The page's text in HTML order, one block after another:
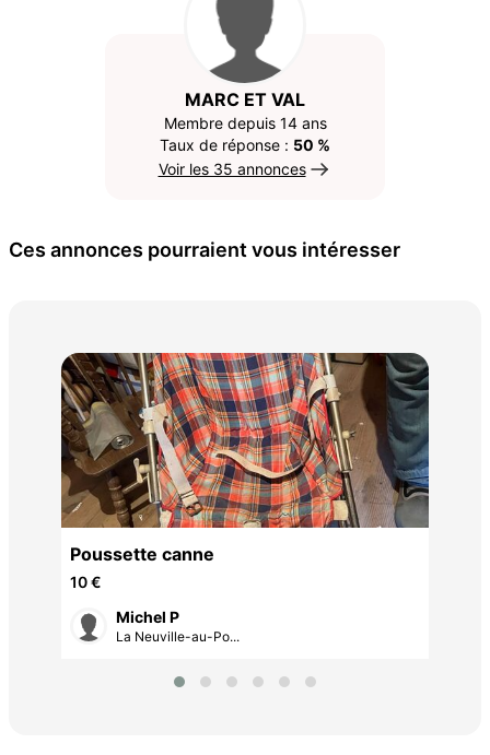
MARC ET VAL
Membre depuis 14 ans
Taux de réponse : 50 %
Voir les 35 annonces
Ces annonces pourraient vous intéresser
Poussette canne
10 €
Michel P
La Neuville-au-Po...